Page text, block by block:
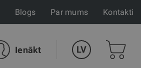
Blogs Par mums Kontakti
Ienākt LV